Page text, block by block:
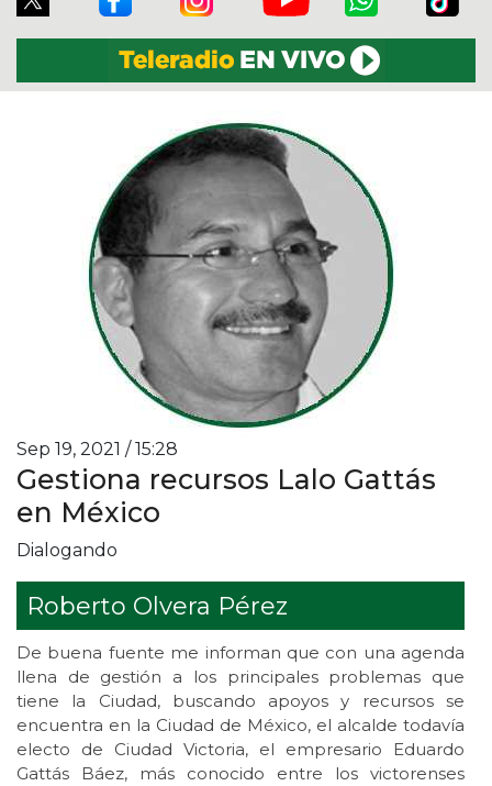
Sep 19, 2021 / 15:28
Gestiona recursos Lalo Gattás
en México
Dialogando
Roberto Olvera Pérez
De buena fuente me informan que con una agenda
llena de gestión a los principales problemas que
tiene la Ciudad, buscando apoyos y recursos se
encuentra en la Ciudad de México, el alcalde todavía
electo de Ciudad Victoria, el empresario Eduardo
Gattás Báez, más conocido entre los victorenses